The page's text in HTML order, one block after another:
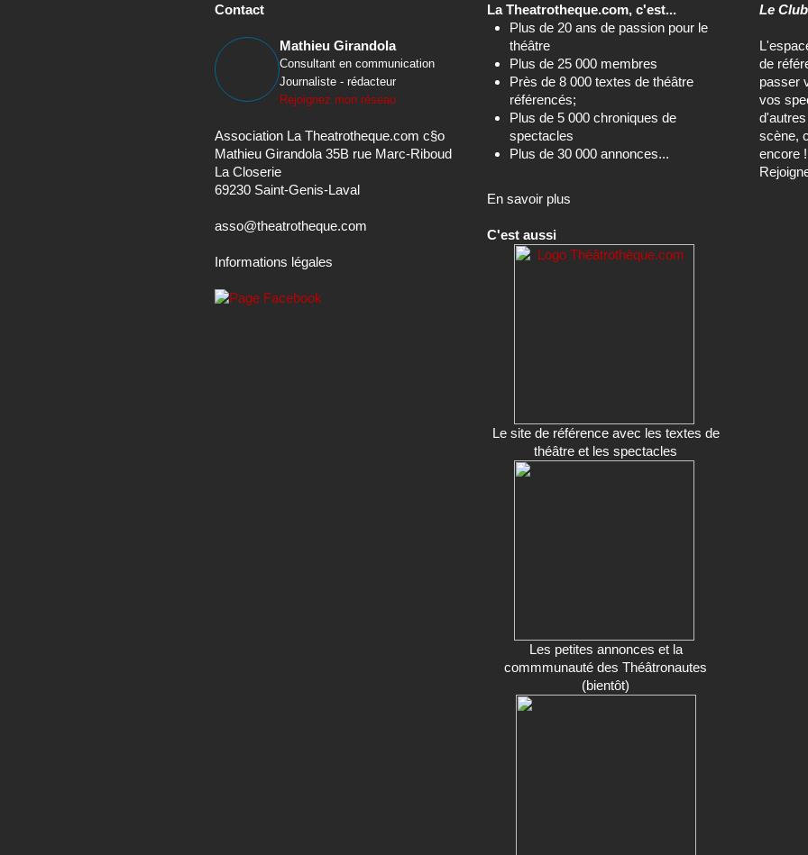
Contact
Mathieu Girandola
Consultant en communication
Journaliste - rédacteur
Rejoignez mon réseau
Association La Theatrotheque.com c§o
Mathieu Girandola 35B rue Marc-Riboud
La Closerie
69230 Saint-Genis-Laval
asso@theatrotheque.com
Informations légales
La Theatrotheque.com, c'est...
Plus de 20 ans de passion pour le
théâtre
Plus de 25 000 membres
Près de 8 000 textes de théâtre
référencés;
Plus de 5 000 chroniques de
spectacles
Plus de 30 000 annonces...
En savoir plus
C'est aussi
Le site de référence avec les textes de
théâtre et les spectacles
Les petites annonces et la
commmunauté des Théâtronautes
(bientôt)
Le Club
de
passer
vos
scène,
encore !